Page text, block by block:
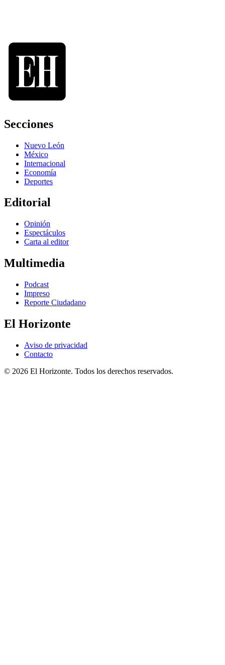
Secciones
Nuevo León
México
Internacional
Economía
Deportes
Editorial
Opinión
Espectáculos
Carta al editor
Multimedia
Podcast
Impreso
Reporte Ciudadano
El Horizonte
Aviso de privacidad
Contacto
© 2026 El Horizonte. Todos los derechos reservados.